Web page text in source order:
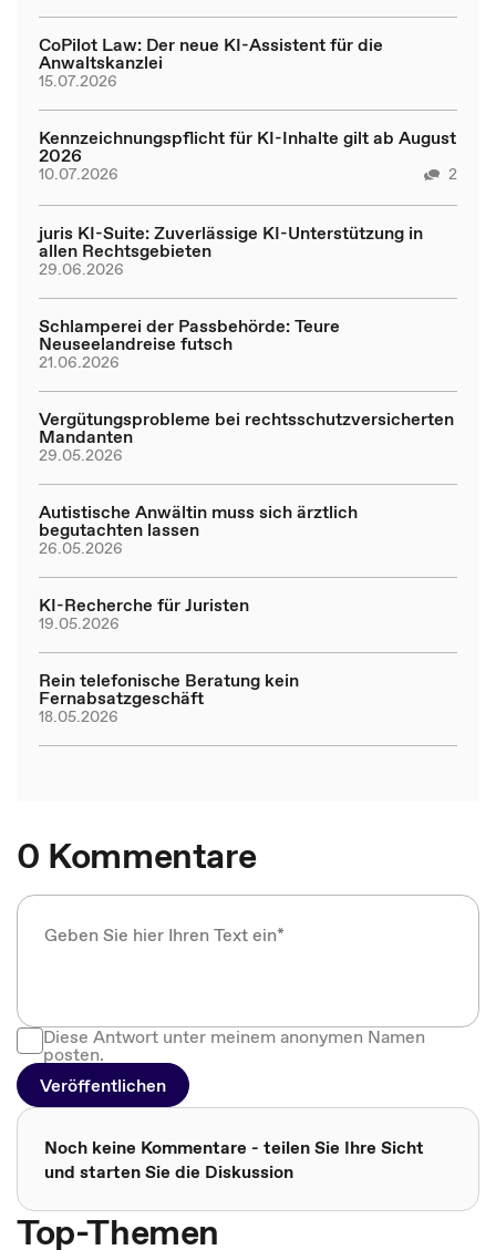
CoPilot Law: Der neue KI-Assistent für die
Anwaltskanzlei
15.07.2026
Kennzeichnungspflicht für KI-Inhalte gilt ab August
2026
10.07.2026 2
juris KI-Suite: Zuverlässige KI-Unterstützung in
allen Rechtsgebieten
29.06.2026
Schlamperei der Passbehörde: Teure
Neuseelandreise futsch
21.06.2026
Vergütungsprobleme bei rechtsschutzversicherten
Mandanten
29.05.2026
Autistische Anwältin muss sich ärztlich
begutachten lassen
26.05.2026
KI-Recherche für Juristen
19.05.2026
Rein telefonische Beratung kein
Fernabsatzgeschäft
18.05.2026
0 Kommentare
Diese Antwort unter meinem anonymen Namen
posten.
Veröffentlichen
Noch keine Kommentare - teilen Sie Ihre Sicht
und starten Sie die Diskussion
Top-Themen